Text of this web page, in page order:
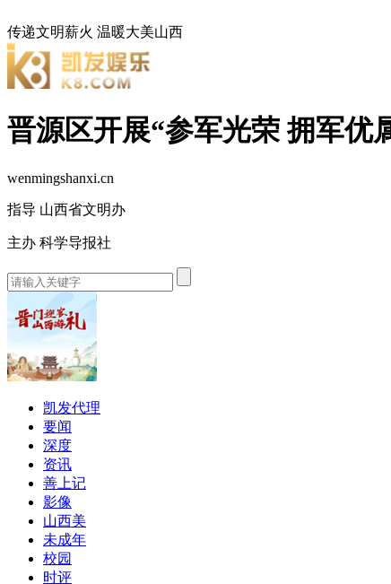
传递文明薪火 温暖大美山西
晋源区开展“参军光荣 拥军优
wenmingshanxi.cn
指导 山西省文明办
主办 科学导报社
凯发代理
要闻
深度
资讯
善上记
影像
山西美
未成年
校园
时评